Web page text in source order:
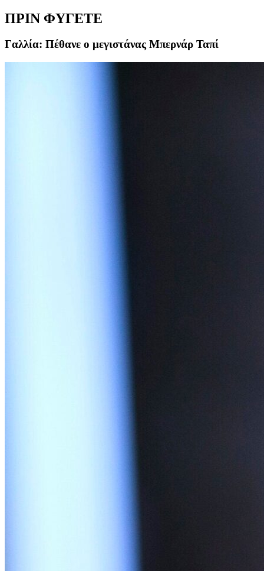
ΠΡΙΝ ΦΥΓΕΤΕ
Γαλλία: Πέθανε ο μεγιστάνας Μπερνάρ Ταπί